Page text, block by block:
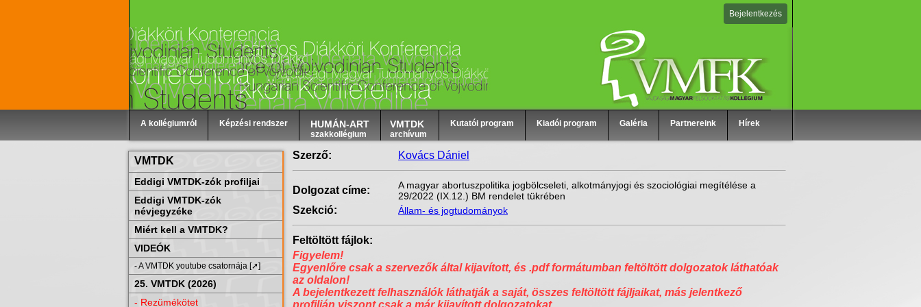
Bejelentkezés
A kollégiumról Képzési rendszer HUMÁN-ART
szakkollégium
VMTDK
archívum
Kutatói program Kiadói program Galéria Partnereink Hírek
VMTDK
Eddigi VMTDK-zók profiljai
Eddigi VMTDK-zók
névjegyzéke
Miért kell a VMTDK?
VIDEÓK
- A VMTDK youtube csatornája [➚]
25. VMTDK (2026)
- Rezümékötet
Szerző: Kovács Dániel
Dolgozat címe:
A magyar abortuszpolitika jogbölcseleti, alkotmányjogi és szociológiai megítélése a
29/2022 (IX.12.) BM rendelet tükrében
Szekció: Állam- és jogtudományok
Feltöltött fájlok:
Figyelem!
Egyenlőre csak a szervezők által kijavított, és .pdf formátumban feltöltött dolgozatok láthatóak
az oldalon!
A bejelentkezett felhasználók láthatják a saját, összes feltöltött fájljaikat, más jelentkező
profilján viszont csak a már kijavított dolgozatokat.